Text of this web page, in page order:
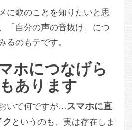
に歌のことを知りたいと思
「自分の声の音抜け」につ
るのもテです。
ホにつなげら
あります
いて何ですが…スマホに直
というのも、実は存在しま